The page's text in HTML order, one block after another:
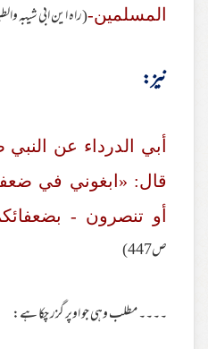
المسلمين-(راه اين ابي شيبه
نیز:
أبي الدرداء عن
قال: «ابغوني في
أو تنصرون -
ص447)
۔۔۔۔ مطلب وہی جو اوپر گزر چکا ہے: